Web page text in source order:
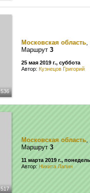
536
Московская область,
Маршрут 3
25 мая 2019 г., суббота
Автор: Кузнецов Григорий
517
Московская область,
Маршрут 3
11 марта 2019 г.,
Автор: Никита Лапин